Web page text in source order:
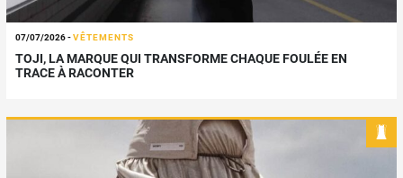
07/07/2026-VÊTEMENTS
TOJI, LA MARQUE QUI TRANSFORME CHAQUE FOULÉE EN
TRACE À RACONTER